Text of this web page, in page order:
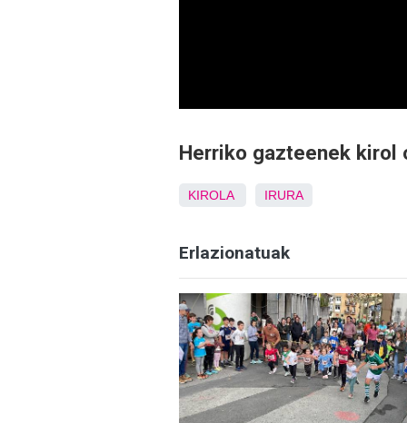
Herriko gazteenek kirol
KIROLA IRURA
Erlazionatuak